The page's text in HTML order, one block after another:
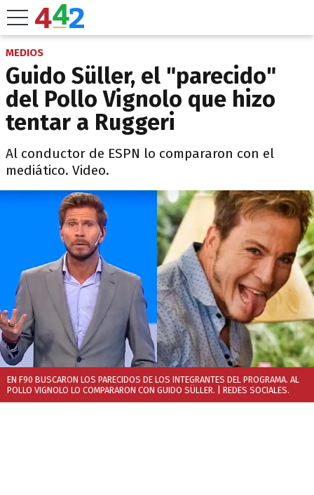
MEDIOS
Guido Süller, el "parecido"
del Pollo Vignolo que hizo
tentar a Ruggeri
Al conductor de ESPN lo compararon con el
mediático. Video.
EN F90 BUSCARON LOS PARECIDOS DE LOS INTEGRANTES DEL PROGRAMA. AL
POLLO VIGNOLO LO COMPARARON CON GUIDO SÜLLER. | REDES SOCIALES.